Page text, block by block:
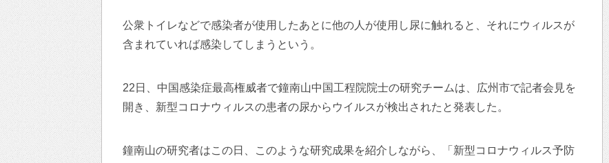
公衆トイレなどで感染者が使用したあとに他の人が使用し尿に触れると、それにウィルスが
含まれていれば感染してしまうという。
22日、中国感染症最高権威者で鐘南山中国工程院院士の研究チームは、広州市で記者会見を
開き、新型コロナウィルスの患者の尿からウイルスが検出されたと発表した。
鐘南山の研究者はこの日、このような研究成果を紹介しながら、「新型コロナウィルス予防